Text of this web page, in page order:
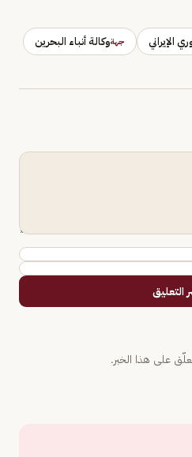
الإيراني جهةوكالة أنباء البحرين
التعليق
على هذا الخبر.